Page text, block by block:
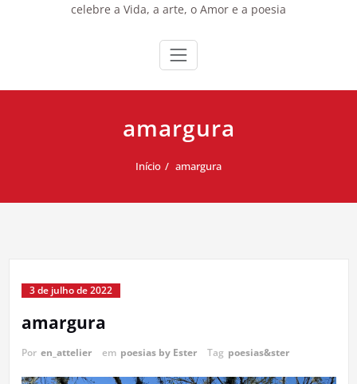
celebre a Vida, a arte, o Amor e a poesia
amargura
Início amargura
3 de julho de 2022
amargura
Por en_attelier em poesias by Ester Tag poesias&ster